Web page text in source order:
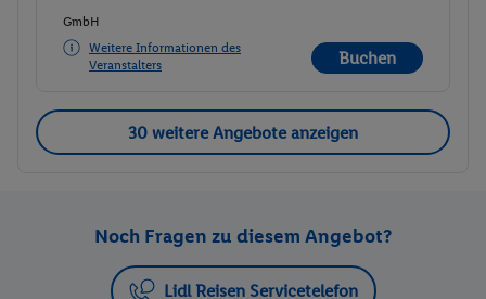
GmbH
Weitere Informationen des
Veranstalters
Buchen
30 weitere Angebote anzeigen
Noch Fragen zu diesem Angebot?
Lidl Reisen Servicetelefon